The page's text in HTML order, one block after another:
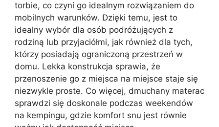
torbie, co czyni go idealnym rozwiązaniem do
mobilnych warunków. Dzięki temu, jest to
idealny wybór dla osób podróżujących z
rodziną lub przyjaciółmi, jak również dla tych,
którzy posiadają ograniczoną przestrzeń w
domu. Lekka konstrukcja sprawia, że
przenoszenie go z miejsca na miejsce staje się
niezwykle proste. Co więcej, dmuchany materac
sprawdzi się doskonale podczas weekendów
na kempingu, gdzie komfort snu jest równie